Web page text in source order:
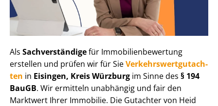
Als Sachverständigefür Im­mo­bi­li­en­be­wer­tung
erstellen und prüfen wir für SieVer­kehrs­wert­gut­ach­
ten in Eisingen, Kreis Würzburg im Sinne des § 194
BauGB. Wir ermitteln unabhängig und fair den
Marktwert Ihrer Immobilie. Die Gutachter von Heid